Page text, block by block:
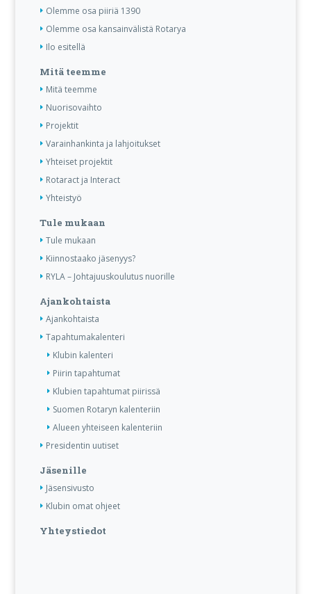
Olemme osa piiriä 1390
Olemme osa kansainvälistä Rotarya
Ilo esitellä
Mitä teemme
Mitä teemme
Nuorisovaihto
Projektit
Varainhankinta ja lahjoitukset
Yhteiset projektit
Rotaract ja Interact
Yhteistyö
Tule mukaan
Tule mukaan
Kiinnostaako jäsenyys?
RYLA – Johtajuuskoulutus nuorille
Ajankohtaista
Ajankohtaista
Tapahtumakalenteri
Klubin kalenteri
Piirin tapahtumat
Klubien tapahtumat piirissä
Suomen Rotaryn kalenteriin
Alueen yhteiseen kalenteriin
Presidentin uutiset
Jäsenille
Jäsensivusto
Klubin omat ohjeet
Yhteystiedot